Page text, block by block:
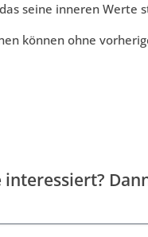
seine inneren
können ohne